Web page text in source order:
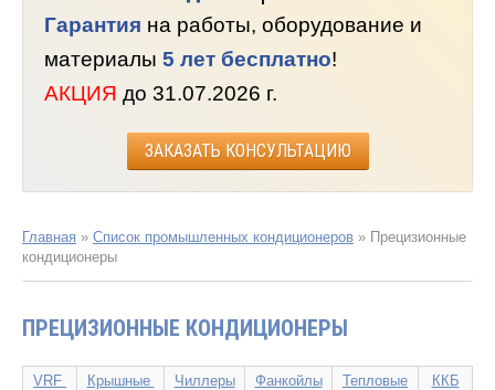
Гарантия на работы, оборудование и
материалы 5 лет бесплатно!
АКЦИЯ до 31.07.2026 г.
ЗАКАЗАТЬ КОНСУЛЬТАЦИЮ
Главная » Список промышленных кондиционеров » Прецизионные
кондиционеры
ПРЕЦИЗИОННЫЕ КОНДИЦИОНЕРЫ
VRF Крышные Чиллеры Фанкойлы
Тепловые
ККБ